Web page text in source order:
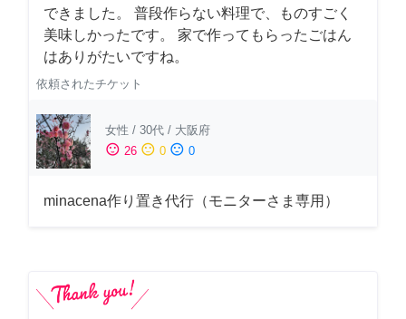
できました。 普段作らない料理で、ものすごく
美味しかったです。 家で作ってもらったごはん
はありがたいですね。
依頼されたチケット
女性 / 30代 / 大阪府
sentiment_satisfied 26 sentiment_neutral 0 sentiment_dissatisfied 0
minacena作り置き代行（モニターさま専用）